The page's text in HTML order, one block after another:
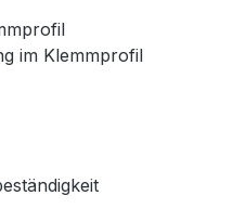
im Klemmprofil